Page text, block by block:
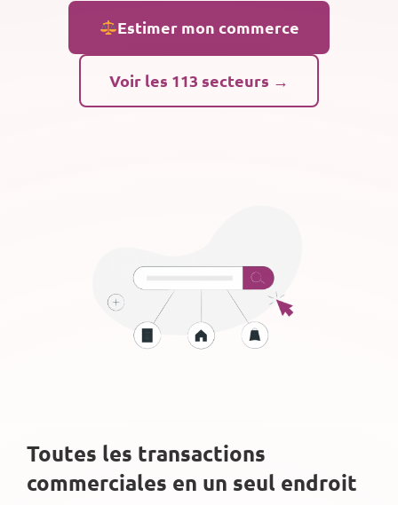
Estimer mon commerce
Voir les 113 secteurs →
Toutes les transactions
commerciales en un seul endroit